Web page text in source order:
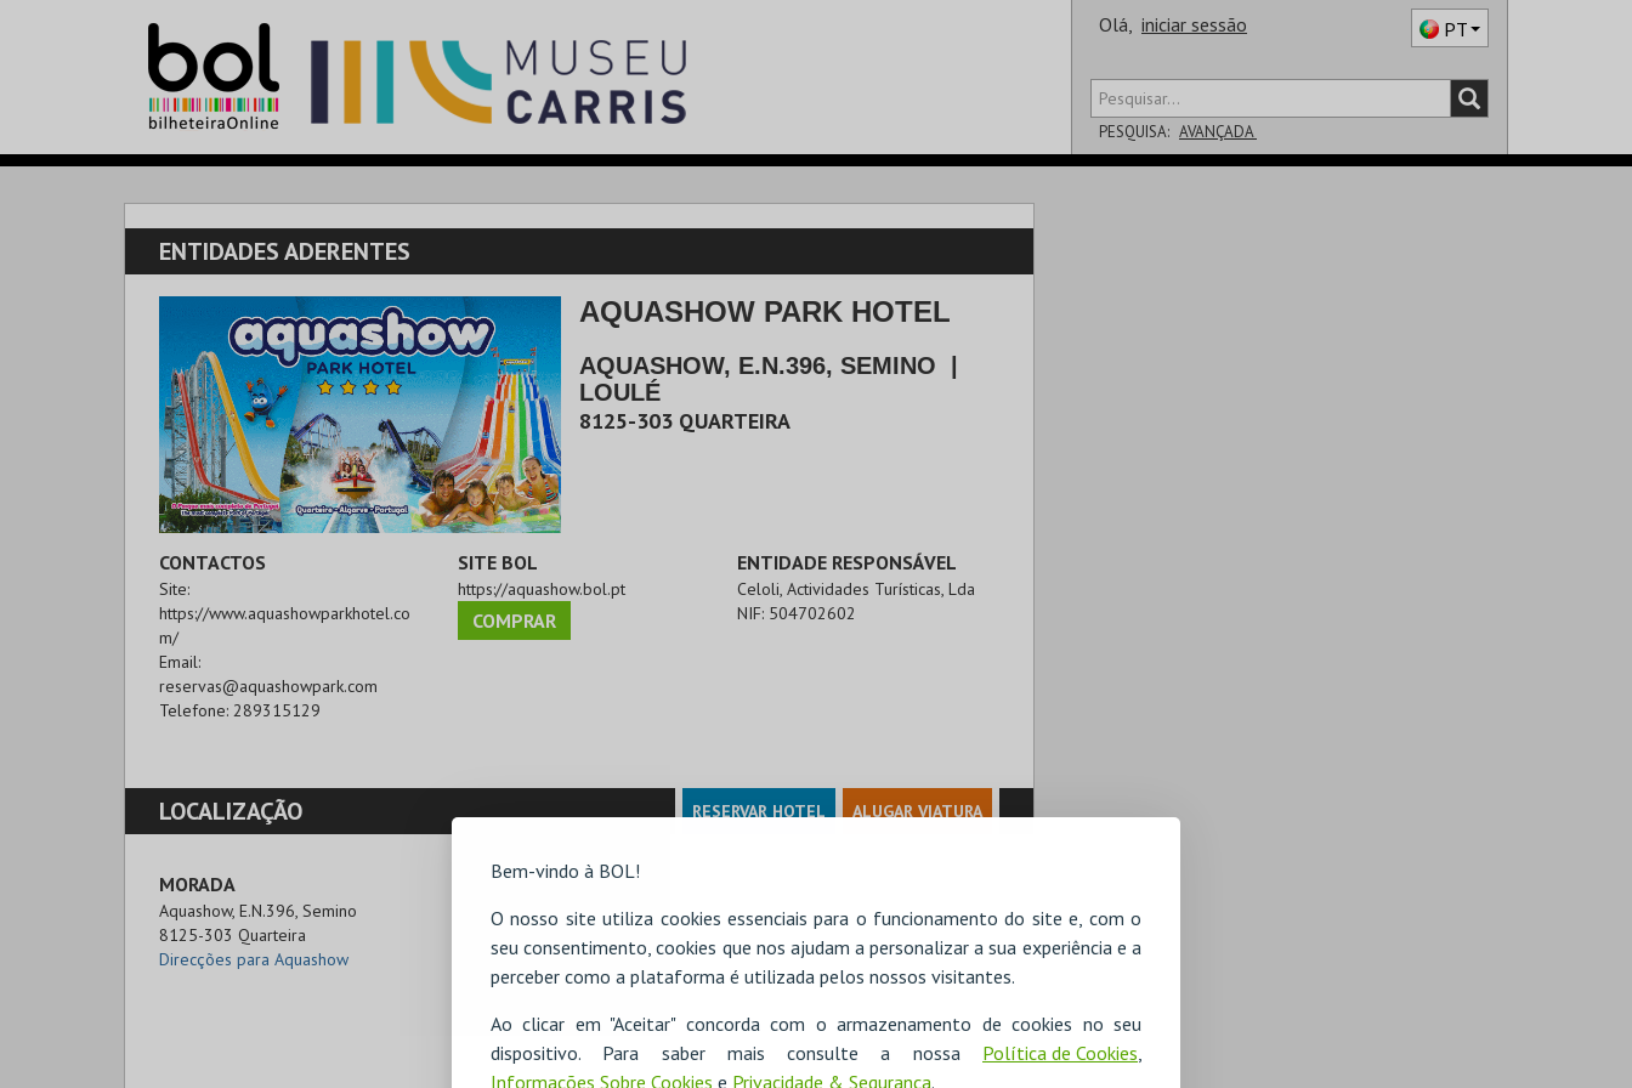
Bem-vindo à BOL!
O nosso site utiliza cookies essenciais para o funcionamento do site e, com o
seu consentimento, cookies que nos ajudam a personalizar a sua experiência e a
perceber como a plataforma é utilizada pelos nossos visitantes.
Ao clicar em "Aceitar" concorda com o armazenamento de cookies no seu
dispositivo. Para saber mais consulte a nossa Política de Cookies,
Informações Sobre Cookies e Privacidade & Segurança.
Olá, iniciar sessão PT
PESQUISA: AVANÇADA
ENTIDADES ADERENTES
AQUASHOW PARK HOTEL
AQUASHOW, E.N.396, SEMINO
LOULÉ
8125-303 QUARTEIRA
CONTACTOS
Site:
https://www.aquashowparkhotel.co
m/
Email:
reservas@aquashowpark.com
Telefone: 289315129
SITE BOL
https://aquashow.bol.pt
COMPRAR
ENTIDADE RESPONSÁVEL
Celoli, Actividades Turísticas, Lda
NIF: 504702602
LOCALIZAÇÃO RESERVAR HOTEL ALUGAR VIATURA
MORADA
Aquashow, E.N.396, Semino
8125-303 Quarteira
Direcções para Aquashow